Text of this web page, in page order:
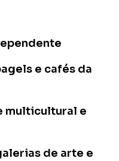
e cafés da
multicultural e
de arte e